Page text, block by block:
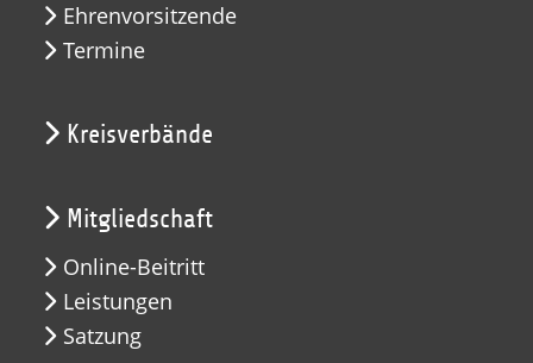
Ehrenvorsitzende
Termine
Kreisverbände
Mitgliedschaft
Online-Beitritt
Leistungen
Satzung